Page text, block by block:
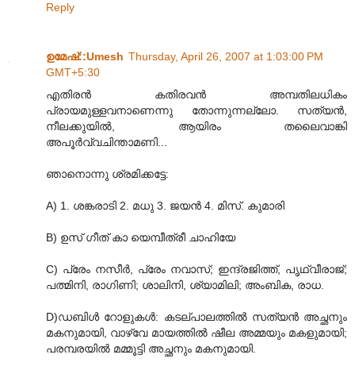
Reply
ഉമേഷ്::Umesh Thursday, April 26, 2007 at 1:03:00 PM
GMT+5:30
എതിരന്‍ കതിരവന്‍ അമ്പതിലധികം
പ്രായമുള്ളവനാണെന്നു തോന്നുന്നല്ലോ‍. സത്യന്‍,
നീലക്കുയില്‍, ആയിരം തലൈവാങ്കി
അപൂര്‍വ്വചിന്താമണി...
ഞാനൊന്നു ശ്രമിക്കട്ടേ:
A) 1. ശങ്കരാടി 2. മധു 3. ജയന്‍ 4. മിസ്. കുമാരി
B) ഉസ് ഗീത് കാ യെമ്പീത്രീ ചാഹിയേ
C) പ്രേം നസീര്‍, പ്രേം നവാസ്; ഇന്ദ്രജിത്ത്, പൃഥ്വീരാജ്;
പത്മിനി, രാഗിണി; ശാലിനി, ശ്യാമിലി; അംബിക, രാധ.
D)ഡബിള്‍ റോളുകള്‍: കടല്പാലത്തില്‍ സത്യന്‍ അച്ഛനും
മകനുമായി, വാഴ്വേ മായത്തില്‍ ഷീല അമ്മയും മകളുമായി;
പരമ്പരയില്‍ മമ്മൂട്ടി അച്ഛനും മകനുമായി.